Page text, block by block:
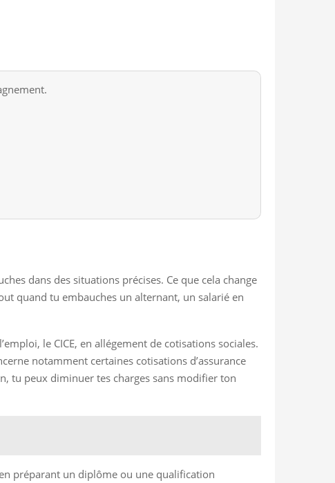
dans des situations précises. Ce que cela change
quand tu embauches un alternant, un salarié en
le CICE, en allégement de cotisations sociales.
notamment certaines cotisations d’assurance
tu peux diminuer tes charges sans modifier ton
préparant un diplôme ou une qualification